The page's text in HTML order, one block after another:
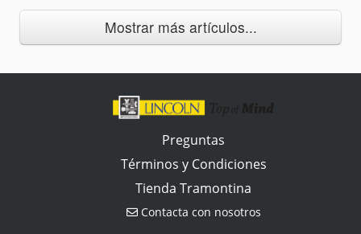
Mostrar más artículos...
Preguntas
Términos y Condiciones
Tienda Tramontina
Contacta con nosotros